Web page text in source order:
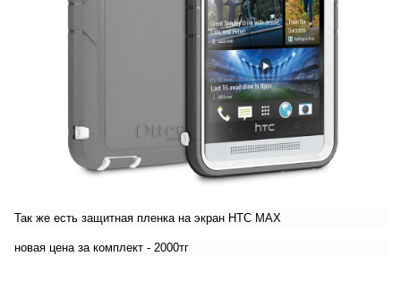
Так же есть защитная пленка на экран HTC MAX
новая цена за комплект - 2000тг